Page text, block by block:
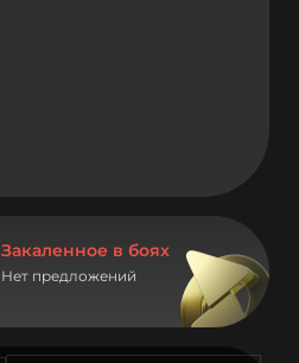
Закаленное в боях
Нет предложений